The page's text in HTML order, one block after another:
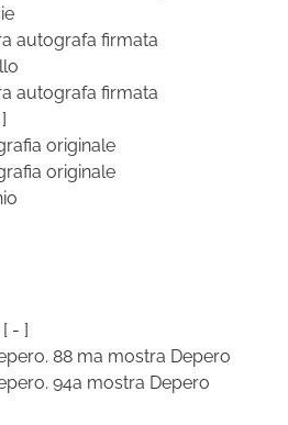
autografa firmata
autografa firmata
originale
originale
[ - ]
88 ma mostra Depero
94a mostra Depero